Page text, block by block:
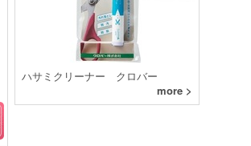
ハサミクリーナー クロバー
more >